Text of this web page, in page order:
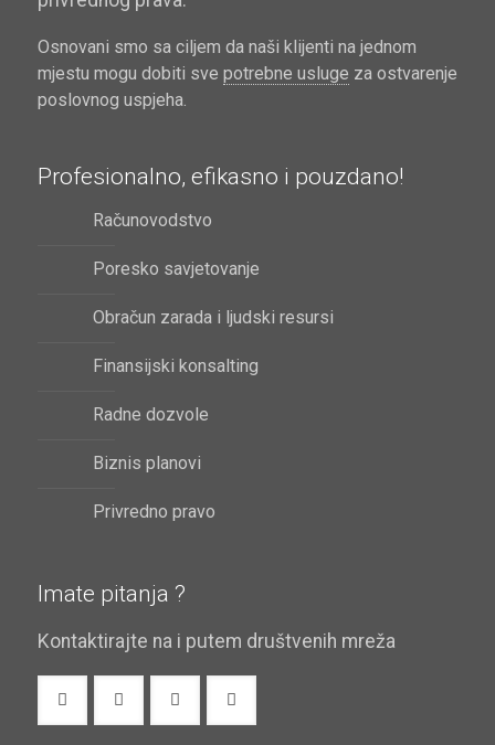
Osnovani smo sa ciljem da naši klijenti na jednom
mjestu mogu dobiti sve potrebne usluge za ostvarenje
poslovnog uspjeha.
Profesionalno, efikasno i pouzdano!
Računovodstvo
Poresko savjetovanje
Obračun zarada i ljudski resursi
Finansijski konsalting
Radne dozvole
Biznis planovi
Privredno pravo
Imate pitanja ?
Kontaktirajte na i putem društvenih mreža